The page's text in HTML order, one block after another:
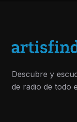
Descubre y
de radio de todo